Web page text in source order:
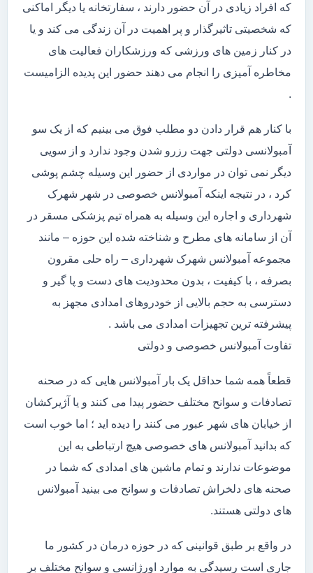
که افراد زیادی در آن حضور دارند ، سفارتخانه یا دیگر اماکنی
که شخصیتی تاثیرگذار و پر اهمیت در آن زندگی می کند و یا
در کنار زمین های ورزشی که ورزشکاران فعالیت های
مخاطره آمیزی را انجام می دهند حضور این پدیده الزامیست
.
با کنار هم قرار دادن دو مطلب فوق می بینیم که از یک سو
آمبولانسی دولتی جهت رزرو شدن وجود ندارد و از سویی
دیگر نمی توان در مواردی از حضور این وسیله چشم پوشی
کرد ، در نتیجه اینکه آمبولانس خصوصی در شهر شهرک
شهرداری و اجاره این وسیله به همراه تیم پزشکی مسقر در
آن از سامانه های مطرح و شناخته شده این حوزه – مانند
مجموعه آمبولانس شهرک شهرداری – راه حلی مقرون
بصرفه ، با کیفیت ، بدون محدودیت های دست و پا گیر و
دسترسی به حجم بالایی از خودروهای امدادی مجهز به
پیشرفته ترین تجهیزات امدادی می باشد .
تفاوت آمبولانس خصوصی و دولتی
قطعاً همه شما حداقل یک بار آمبولانس هایی که در صحنه
تصادفات و سوانح مختلف حضور پیدا می کنند و یا آژیرکشان
از خیابان های شهر عبور می کنند را دیده اید ؛ اما خوب است
که بدانید آمبولانس های خصوصی هیچ ارتباطی به این
موضوعات ندارند و تمام ماشین های امدادی که شما در
صحنه های دلخراش تصادفات و سوانح می بینید آمبولانس
های دولتی هستند.
در واقع بر طبق قوانینی که در حوزه درمان در کشور ما
جاری است رسیدگی به موارد اورژانسی و سوانح مختلف بر